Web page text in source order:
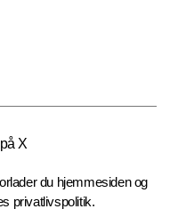
X
du hjemmesiden og
privatlivspolitik.